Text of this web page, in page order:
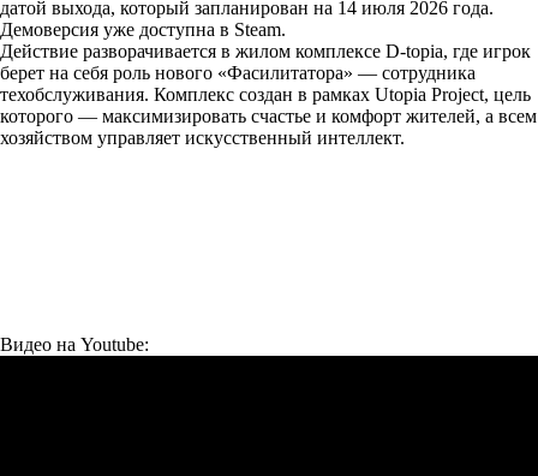
датой выхода, который запланирован на 14 июля 2026 года.
Демоверсия уже доступна в Steam.
Действие разворачивается в жилом комплексе D-topia, где игрок
берет на себя роль нового «Фасилитатора» — сотрудника
техобслуживания. Комплекс создан в рамках Utopia Project, цель
которого — максимизировать счастье и комфорт жителей, а всем
хозяйством управляет искусственный интеллект.
Видео на Youtube: